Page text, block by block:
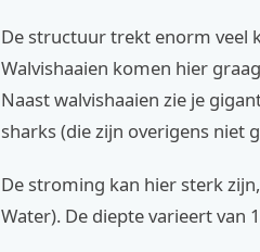
De structuur trekt enorm veel
Walvishaaien komen hier
Naast walvishaaien zie je
sharks (die zijn overigens niet
De stroming kan hier sterk
Water). De diepte varieert van